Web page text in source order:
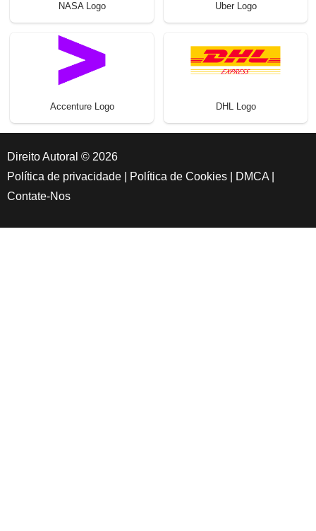
NASA Logo Uber Logo
Accenture Logo DHL Logo
Direito Autoral © 2026
Política de privacidade
Política de Cookies DMCA|
Contate-Nos